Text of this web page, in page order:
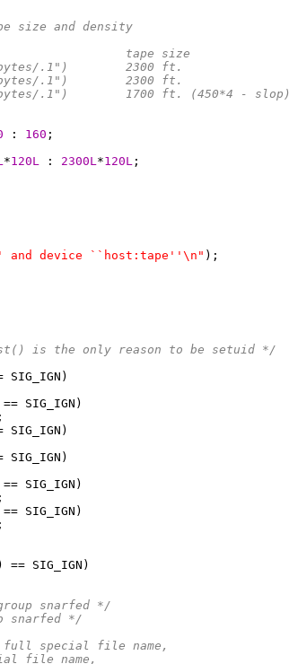
size and density
	 *         	density				tape size
	 * 9-track	1600 bpi (160 bytes/.1")	2300 ft.
	 * 9-track	6250 bpi (625 bytes/.1")	2300 ft.
* cartridge	8000 bpi (100 bytes/.1")	1700 ft. (450*4 - slop)
: 160
*120L : 2300L *120L
device ``host:tape''\n"
is the only reason to be setuid */
snarfed */
snarfed */
full special file name,
file name,